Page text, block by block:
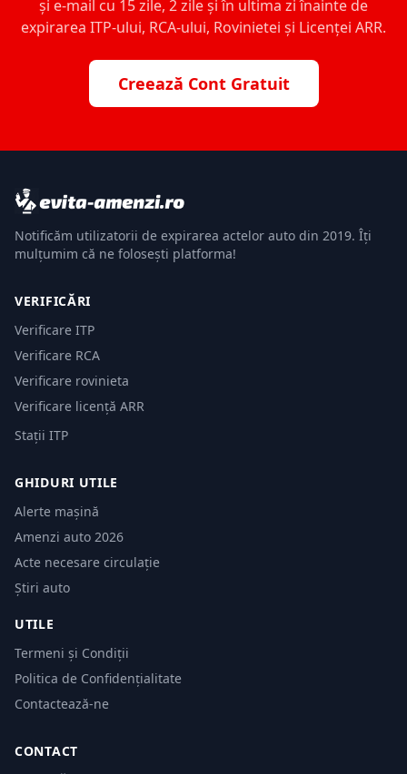
și e-mail cu 15 zile, 2 zile și în ultima zi înainte de
expirarea ITP-ului, RCA-ului, Rovinietei și Licenței ARR.
Creează Cont Gratuit
Notificăm utilizatorii de expirarea actelor auto din 2019. Îți
mulțumim că ne folosești platforma!
VERIFICĂRI
Verificare ITP
Verificare RCA
Verificare rovinieta
Verificare licență ARR
Stații ITP
GHIDURI UTILE
Alerte mașină
Amenzi auto 2026
Acte necesare circulație
Știri auto
UTILE
Termeni și Condiții
Politica de Confidențialitate
Contactează-ne
CONTACT